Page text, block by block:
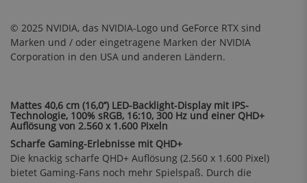
© 2025 NVIDIA, das NVIDIA-Logo und GeForce RTX sind
Marken und / oder eingetragene Marken der NVIDIA
Corporation in den USA und anderen Ländern.
Mattes 40,6 cm (16,0’’) LED-Backlight-Display mit IPS-
Technologie, 100% sRGB, 16:10, 300 Hz und einer QHD+
Auflösung von 2.560 x 1.600 Pixeln
Scharfe Gaming-Erlebnisse mit QHD+
Die knackig scharfe QHD+ Auflösung (2.560 x 1.600 Pixel)
bietet Gaming-Fans noch mehr Spielspaß. Durch die